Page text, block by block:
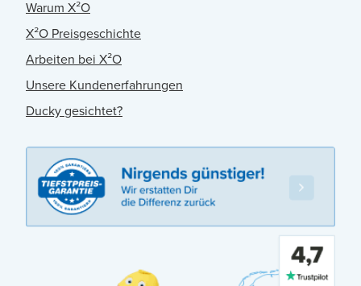
Warum X²O
X²O Preisgeschichte
Arbeiten bei X²O
Unsere Kundenerfahrungen
Ducky gesichtet?